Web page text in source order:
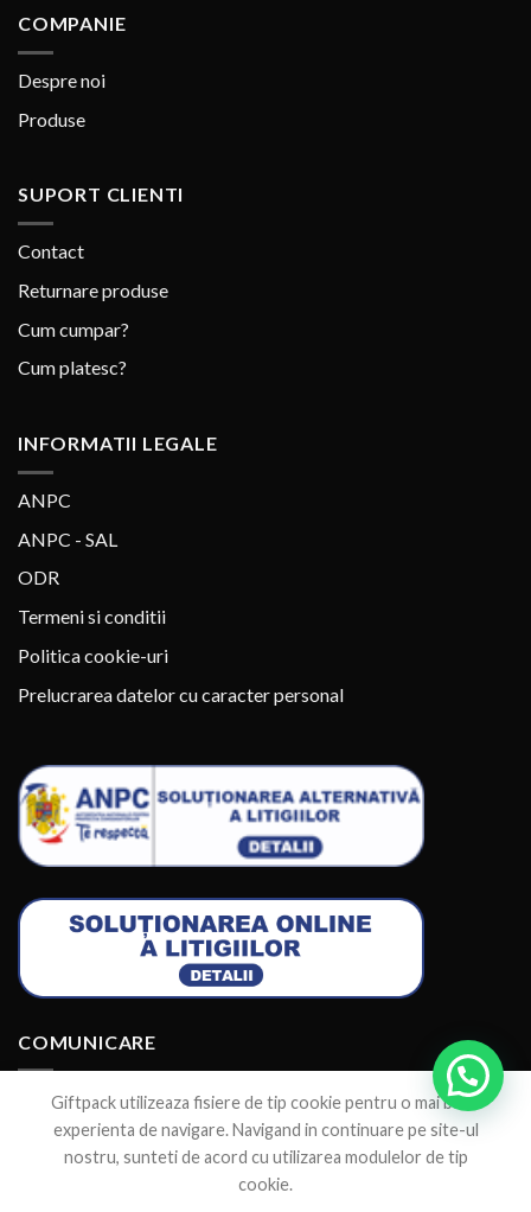
COMPANIE
Despre noi
Produse
SUPORT CLIENTI
Contact
Returnare produse
Cum cumpar?
Cum platesc?
INFORMATII LEGALE
ANPC
ANPC - SAL
ODR
Termeni si conditii
Politica cookie-uri
Prelucrarea datelor cu caracter personal
COMUNICARE
Giftpack utilizeaza fisiere de tip cookie pentru o mai buna
experienta de navigare. Navigand in continuare pe site-ul
nostru, sunteti de acord cu utilizarea modulelor de tip
cookie.